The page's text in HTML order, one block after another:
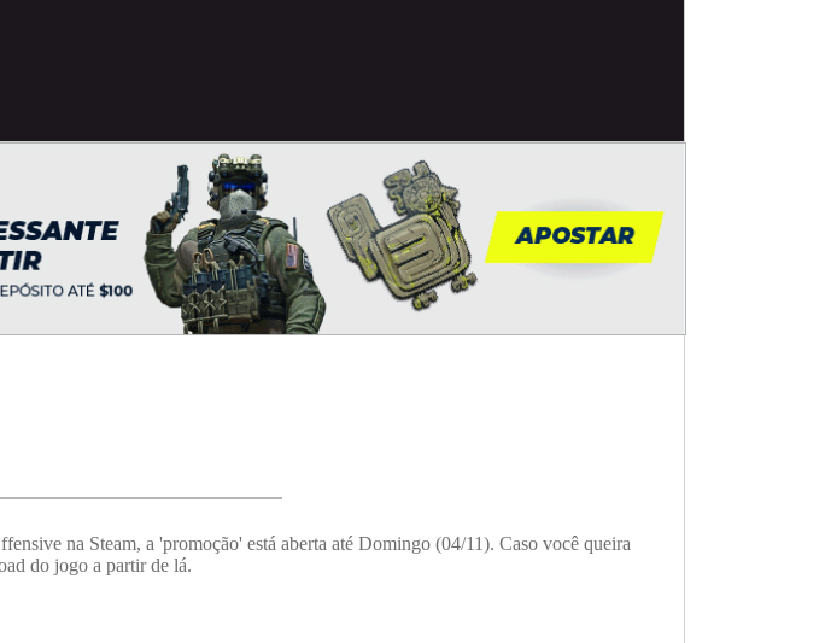
na Steam, a 'promoção' está aberta até Domingo (04/11). Caso você queira
do jogo a partir de lá.